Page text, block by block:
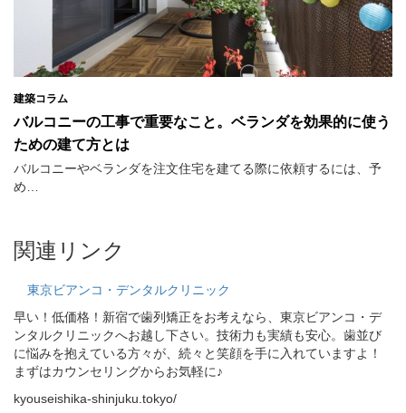
建築コラム
バルコニーの工事で重要なこと。ベランダを効果的に使う
ための建て方とは
バルコニーやベランダを注文住宅を建てる際に依頼するには、予
め…
関連リンク
東京ビアンコ・デンタルクリニック
早い！低価格！新宿で歯列矯正をお考えなら、東京ビアンコ・デ
ンタルクリニックへお越し下さい。技術力も実績も安心。歯並び
に悩みを抱えている方々が、続々と笑顔を手に入れていますよ！
まずはカウンセリングからお気軽に♪
kyouseishika-shinjuku.tokyo/